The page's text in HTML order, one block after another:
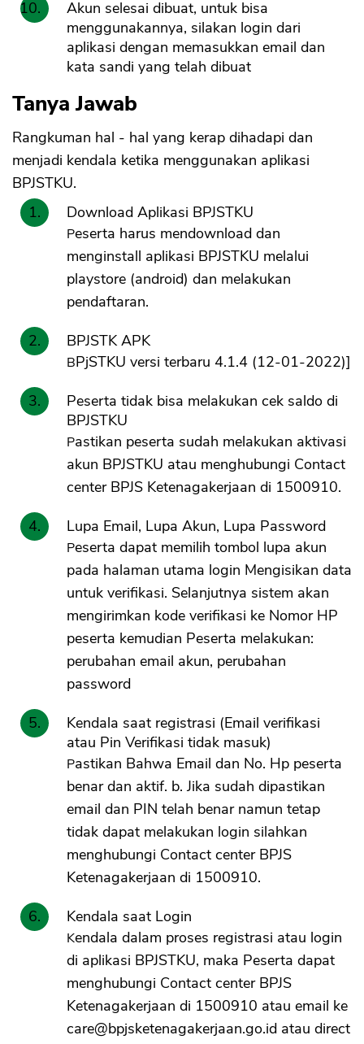
Akun selesai dibuat, untuk bisa
menggunakannya, silakan login dari
aplikasi dengan memasukkan email dan
kata sandi yang telah dibuat
Tanya Jawab
Rangkuman hal - hal yang kerap dihadapi dan
menjadi kendala ketika menggunakan aplikasi
BPJSTKU.
Download Aplikasi BPJSTKU
Peserta harus mendownload dan
menginstall aplikasi BPJSTKU melalui
playstore (android) dan melakukan
pendaftaran.
BPJSTK APK
BPjSTKU versi terbaru 4.1.4 (12-01-2022)]
Peserta tidak bisa melakukan cek saldo di
BPJSTKU
Pastikan peserta sudah melakukan aktivasi
akun BPJSTKU atau menghubungi Contact
center BPJS Ketenagakerjaan di 1500910.
Lupa Email, Lupa Akun, Lupa Password
Peserta dapat memilih tombol lupa akun
pada halaman utama login Mengisikan data
untuk verifikasi. Selanjutnya sistem akan
mengirimkan kode verifikasi ke Nomor HP
peserta kemudian Peserta melakukan:
perubahan email akun, perubahan
password
Kendala saat registrasi (Email verifikasi
atau Pin Verifikasi tidak masuk)
Pastikan Bahwa Email dan No. Hp peserta
benar dan aktif. b. Jika sudah dipastikan
email dan PIN telah benar namun tetap
tidak dapat melakukan login silahkan
menghubungi Contact center BPJS
Ketenagakerjaan di 1500910.
Kendala saat Login
Kendala dalam proses registrasi atau login
di aplikasi BPJSTKU, maka Peserta dapat
menghubungi Contact center BPJS
Ketenagakerjaan di 1500910 atau email ke
care@bpjsketenagakerjaan.go.id atau direct